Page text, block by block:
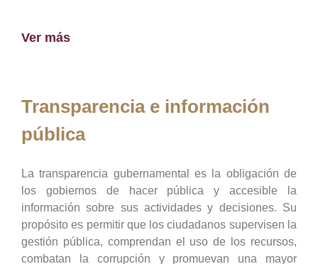
Ver más
Transparencia e información
pública
La transparencia gubernamental es la obligación de
los gobiernos de hacer pública y accesible la
información sobre sus actividades y decisiones. Su
propósito es permitir que los ciudadanos supervisen la
gestión pública, comprendan el uso de los recursos,
combatan la corrupción y promuevan una mayor